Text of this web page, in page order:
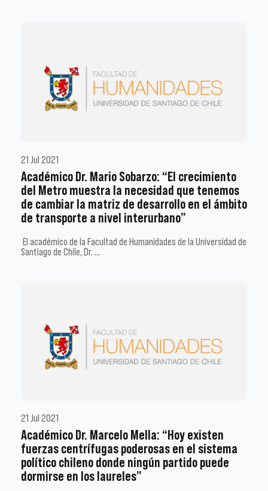
21 Jul 2021
Académico Dr. Mario Sobarzo: “El crecimiento
del Metro muestra la necesidad que tenemos
de cambiar la matriz de desarrollo en el ámbito
de transporte a nivel interurbano”
El académico de la Facultad de Humanidades de la Universidad de
Santiago de Chile, Dr. …
21 Jul 2021
Académico Dr. Marcelo Mella: “Hoy existen
fuerzas centrífugas poderosas en el sistema
político chileno donde ningún partido puede
dormirse en los laureles”